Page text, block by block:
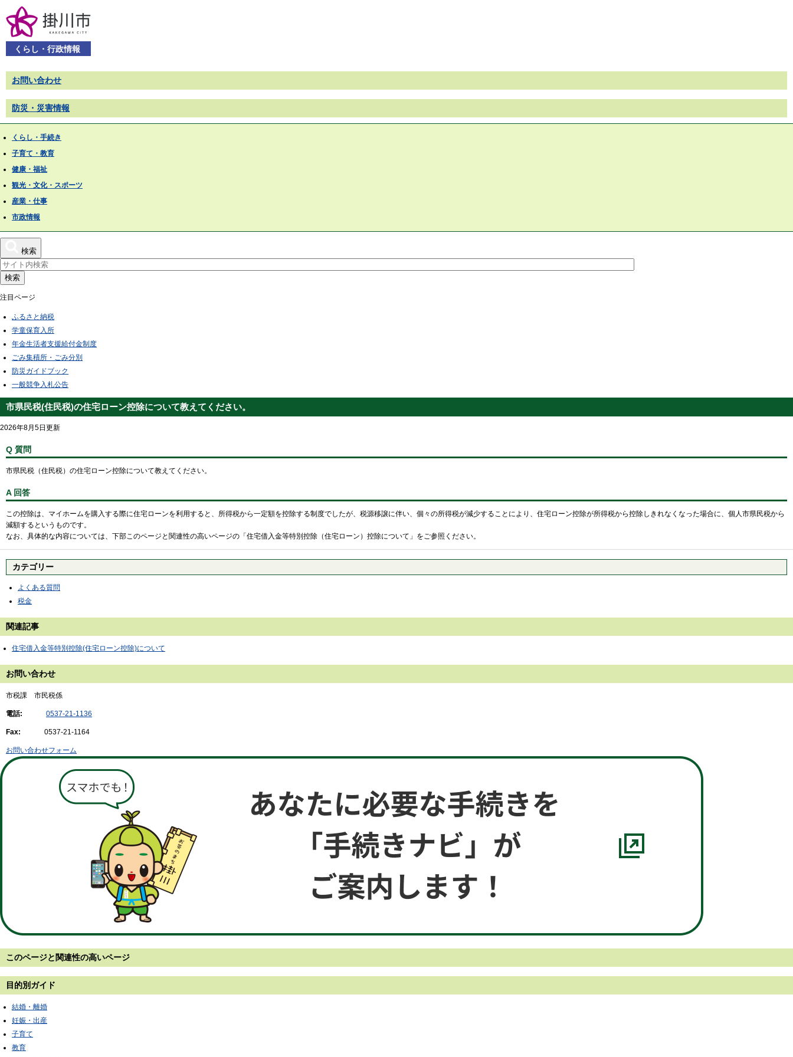
くらし・行政情報
お問い合わせ
防災・災害情報
くらし・手続き
子育て・教育
健康・福祉
観光・文化・スポーツ
産業・仕事
市政情報
検索
検索
注目ページ
ふるさと納税
学童保育入所
年金生活者支援給付金制度
ごみ集積所・ごみ分別
防災ガイドブック
一般競争入札公告
市県民税(住民税)の住宅ローン控除について教えてください。
2026年8月5日更新
Q 質問
市県民税（住民税）の住宅ローン控除について教えてください。
A 回答
この控除は、マイホームを購入する際に住宅ローンを利用すると、所得税から一定額を控除する制度でしたが、税源移譲に伴い、個々の所得税が減少することにより、住宅ローン控除が所得税から控除しきれなくなった場合に、個人市県民税から
減額するというものです。
なお、具体的な内容については、下部このページと関連性の高いページの「住宅借入金等特別控除（住宅ローン）控除について」をご参照ください。
カテゴリー
よくある質問
税金
関連記事
住宅借入金等特別控除(住宅ローン控除)について
お問い合わせ
市税課 市民税係
電話: 0537-21-1136
Fax: 0537-21-1164
お問い合わせフォーム
このページと 関連性の高いページ
目的別ガイド
結婚・離婚
妊娠・出産
子育て
教育